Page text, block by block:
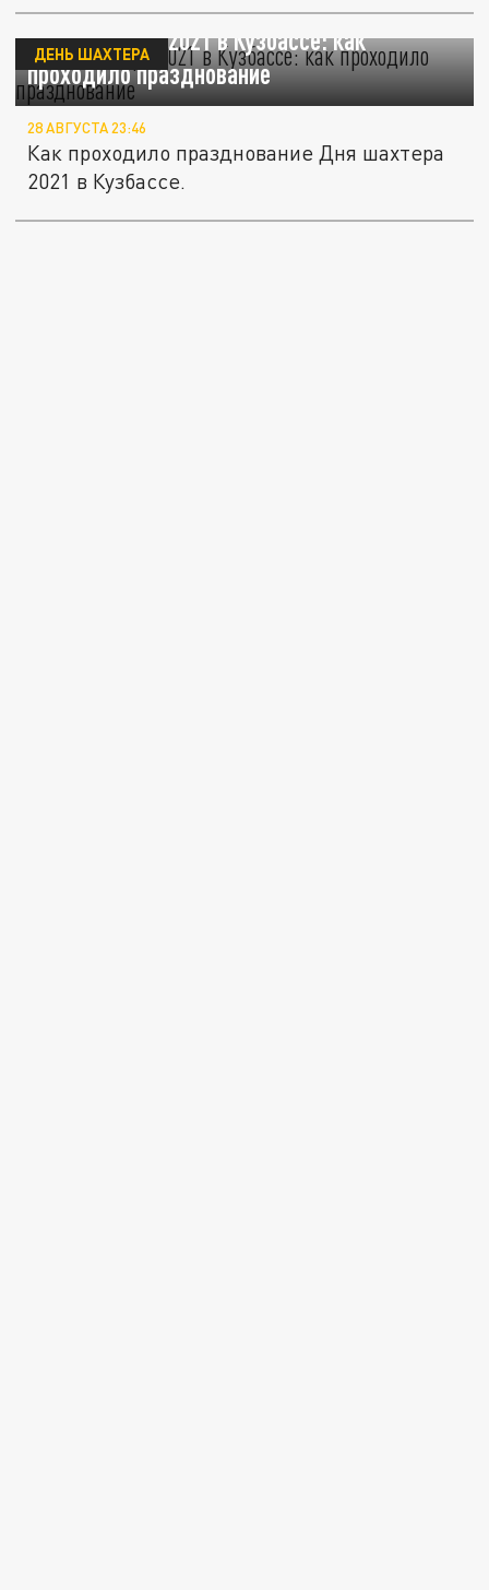
День шахтера 2021 в Кузбассе: как
проходило празднование
ДЕНЬ ШАХТЕРА
28 АВГУСТА 23:46
Как проходило празднование Дня шахтера
2021 в Кузбассе.